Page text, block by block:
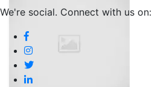
We're social. Connect with us on: